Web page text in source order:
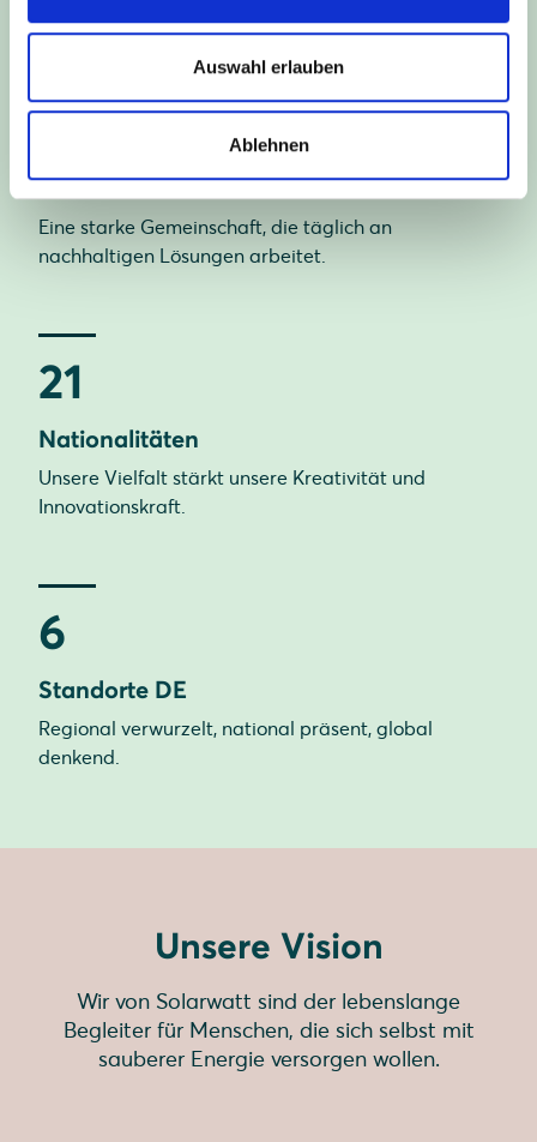
Auswahl erlauben
Ablehnen
325
Mitarbeiter
Eine starke Gemeinschaft, die täglich an
nachhaltigen Lösungen arbeitet.
21
Nationalitäten
Unsere Vielfalt stärkt unsere Kreativität und
Innovationskraft.
6
Standorte DE
Regional verwurzelt, national präsent, global
denkend.
Unsere Vision
Wir von Solarwatt sind der lebenslange
Begleiter für Menschen, die sich selbst mit
sauberer Energie versorgen wollen.